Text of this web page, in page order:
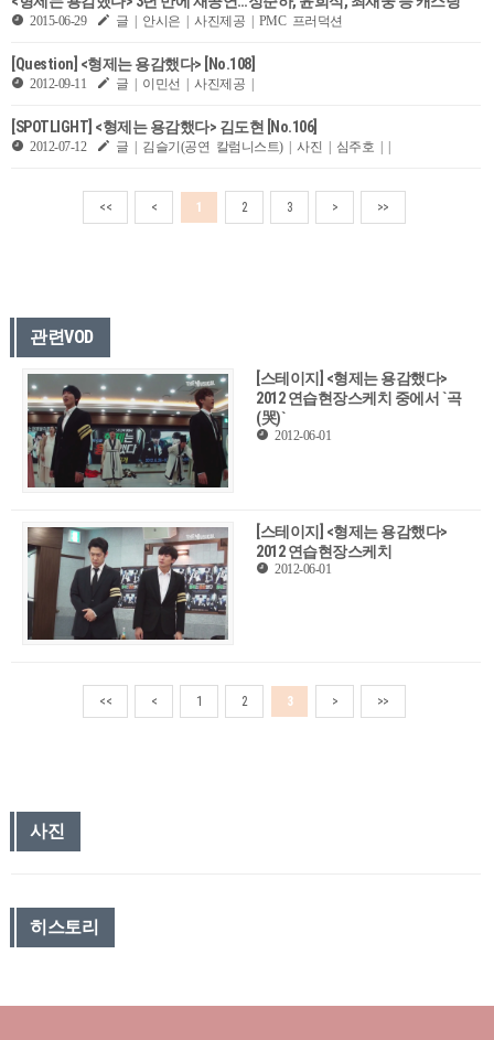
2015-06-29 글 | 안시은 | 사진제공 | PMC 프러덕션
[Question] <형제는 용감했다> [No.108]
2012-09-11 글 | 이민선 | 사진제공 |
[SPOTLIGHT] <형제는 용감했다> 김도현 [No.106]
2012-07-12 글 | 김슬기(공연 칼럼니스트) | 사진 | 심주호 | |
<< < 1 2 3 > >>
관련VOD
[스테이지] <형제는 용감했다>
2012 연습현장스케치 중에서 `곡
(哭)`
2012-06-01
[스테이지] <형제는 용감했다>
2012 연습현장스케치
2012-06-01
<< < 1 2 3 > >>
사진
히스토리